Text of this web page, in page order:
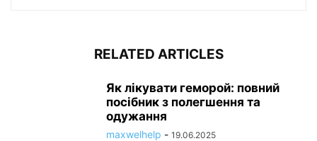
RELATED ARTICLES
Як лікувати геморой: повний
посібник з полегшення та
одужання
maxwelhelp - 19.06.2025